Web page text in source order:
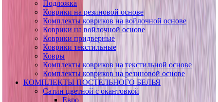
Подложка
Коврики на резиновой основе
Комплекты ковриков на войлочной основе
Коврики на войлочной основе
Коврики придверные
Коврики текстильные
Ковры
Комплекты ковриков на текстильной основе
Комплекты ковриков на резиновой основе
КОМПЛЕКТЫ ПОСТЕЛЬНОГО БЕЛЬЯ
Сатин цветной с окантовкой
Евро